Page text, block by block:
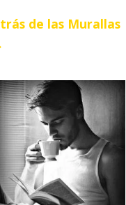
de las Murallas